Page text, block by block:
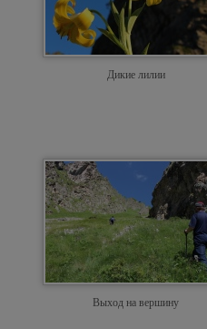
Дикие лилии
Выход на вершину